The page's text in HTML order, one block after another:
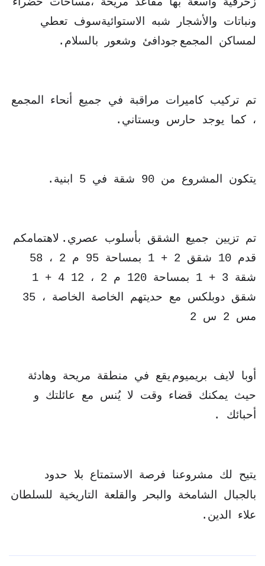
ونباتات والأشجار شبه الاستوائيةسوف تعطي
لمساكن المجمع جودافئ وشعور بالسلام.
تم تركيب كاميرات مراقبة في جميع أنحاء المجمع
، كما يوجد حارس وبستاني.
يتكون المشروع من 90 شقة في 5 ابنية.
تم تزيين جميع الشقق بأسلوب عصري. لاهتمامكم
قدم 10 شقق 2 + 1 بمساحة 95 م 2 ، 58
شقة 3 + 1 بمساحة 120 م 2 ، 12 4 + 1
شقق دوبلكس مع حديتهم الخاصة الخاصة ، 35
مس 2 س 2
أوبا لايف بريميوم يقع في منطقة مريحة وهادئة
حيث يمكنك قضاء وقت لا يُنس مع عائلتك و
أحبائك .
يتيح لك مشروعنا فرصة الاستمتاع بلا حدود
بالجبال الشامخة والبحر والقلعة التاريخية للسلطان
علاء الدين.